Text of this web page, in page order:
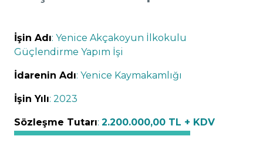
İşin Adı: Yenice Akçakoyun İlkokulu
Güçlendirme Yapım İşi
İdarenin Adı: Yenice Kaymakamlığı
İşin Yılı: 2023
Sözleşme Tutarı: 2.200.000,00 TL + KDV